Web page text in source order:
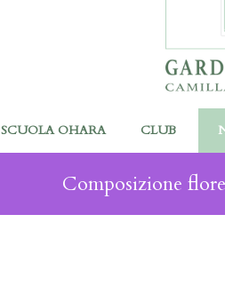
SCUOLA OHARA CLUB
Composizione